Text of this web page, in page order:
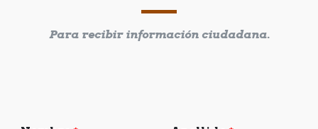
Para recibir información ciudadana.